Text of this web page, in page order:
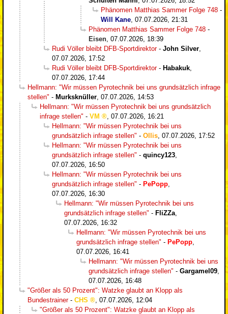
Phänomen Matthias Sammer Folge 748 -
Will Kane 07.07.2026, 21:31
Phänomen Matthias Sammer Folge 748 -
Eisen 07.07.2026, 18:39
Rudi Völler bleibt DFB-Sportdirektor- John Silver
07.07.2026, 17:52
Rudi Völler bleibt DFB-Sportdirektor- Habakuk
07.07.2026, 17:44
Hellmann: "Wir müssen Pyrotechnik bei uns grundsätzlich infrage
stellen" - Murksknüller 07.07.2026, 14:53
Hellmann: "Wir müssen Pyrotechnik bei uns grundsätzlich
infrage stellen" - VM
07.07.2026, 16:21
Hellmann: "Wir müssen Pyrotechnik bei uns
grundsätzlich infrage stellen" - Ollis 07.07.2026, 17:52
Hellmann: "Wir müssen Pyrotechnik bei uns
grundsätzlich infrage stellen" - quincy123
07.07.2026, 16:50
Hellmann: "Wir müssen Pyrotechnik bei uns
grundsätzlich infrage stellen" - PePopp
07.07.2026, 16:30
Hellmann: "Wir müssen Pyrotechnik bei uns
grundsätzlich infrage stellen" - FliZZa
07.07.2026, 16:32
Hellmann: "Wir müssen Pyrotechnik bei uns
grundsätzlich infrage stellen" - PePopp
07.07.2026, 16:41
Hellmann: "Wir müssen Pyrotechnik bei uns
grundsätzlich infrage stellen" - Gargamel09
07.07.2026, 16:48
"Größer als 50 Prozent": Watzke glaubt an Klopp als
Bundestrainer- CHS
07.07.2026, 12:04
"Größer als 50 Prozent": Watzke glaubt an Klopp als